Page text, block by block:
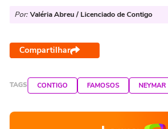
Por: Valéria Abreu / Licenciado de Contigo
Compartilhar
TAGS CONTIGO FAMOSOS NEYMAR